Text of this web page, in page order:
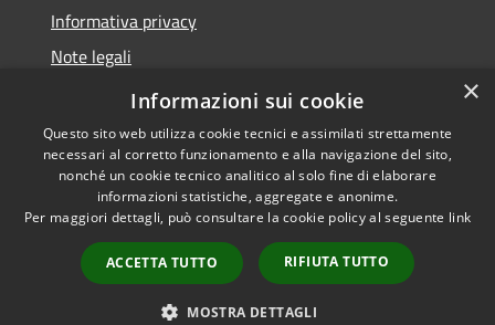
Informativa privacy
Note legali
Dichiarazione di accessibilità
Accessibilità
Copyright © 2026 • Comune di
Porto San Giorgio • Powered by
Municipium•
Accesso
redazione
×
Informazioni sui cookie
Questo sito web utilizza cookie tecnici e assimilati strettamente
necessari al corretto funzionamento e alla navigazione del sito,
nonché un cookie tecnico analitico al solo fine di elaborare
informazioni statistiche, aggregate e anonime.
Per maggiori dettagli, può consultare la cookie policy al seguente link
ACCETTA TUTTO RIFIUTA TUTTO
MOSTRA DETTAGLI